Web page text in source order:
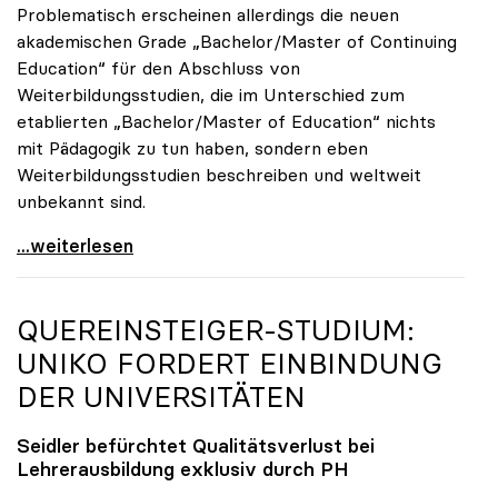
Problematisch erscheinen allerdings die neuen
akademischen Grade „Bachelor/Master of Continuing
Education“ für den Abschluss von
Weiterbildungsstudien, die im Unterschied zum
etablierten „Bachelor/Master of Education“ nichts
mit Pädagogik zu tun haben, sondern eben
Weiterbildungsstudien beschreiben und weltweit
unbekannt sind.
UG-Novelle: Zur Reform von Weiterbildung und
...weiterlesen
QUEREINSTEIGER-STUDIUM:
UNIKO FORDERT EINBINDUNG
DER UNIVERSITÄTEN
Seidler befürchtet Qualitätsverlust bei
Lehrerausbildung exklusiv durch PH